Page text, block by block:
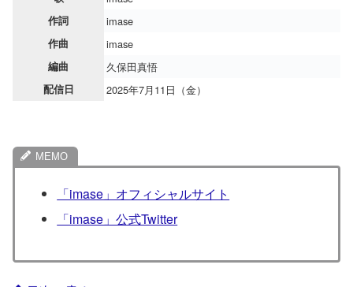
作詞 imase
作曲 imase
編曲 久保田真悟
配信日 2025年7月11日（金）
「imase」オフィシャルサイト
「imase」公式Twitter